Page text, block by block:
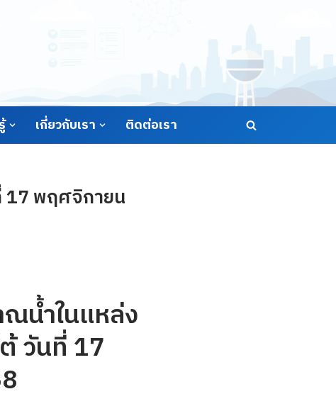
เกี่ยวกับเรา ติดต่อเรา
17 พฤศจิกายน
น้ำในแหล่ง
วันที่ 17